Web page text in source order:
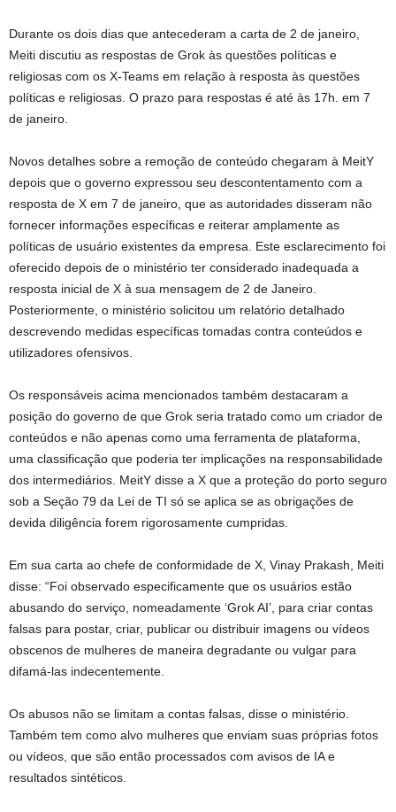
Durante os dois dias que antecederam a carta de 2 de janeiro,
Meiti discutiu as respostas de Grok às questões políticas e
religiosas com os X-Teams em relação à resposta às questões
políticas e religiosas. O prazo para respostas é até às 17h. em 7
de janeiro.
Novos detalhes sobre a remoção de conteúdo chegaram à MeitY
depois que o governo expressou seu descontentamento com a
resposta de X em 7 de janeiro, que as autoridades disseram não
fornecer informações específicas e reiterar amplamente as
políticas de usuário existentes da empresa. Este esclarecimento foi
oferecido depois de o ministério ter considerado inadequada a
resposta inicial de X à sua mensagem de 2 de Janeiro.
Posteriormente, o ministério solicitou um relatório detalhado
descrevendo medidas específicas tomadas contra conteúdos e
utilizadores ofensivos.
Os responsáveis ​​acima mencionados também destacaram a
posição do governo de que Grok seria tratado como um criador de
conteúdos e não apenas como uma ferramenta de plataforma,
uma classificação que poderia ter implicações na responsabilidade
dos intermediários. MeitY disse a X que a proteção do porto seguro
sob a Seção 79 da Lei de TI só se aplica se as obrigações de
devida diligência forem rigorosamente cumpridas.
Em sua carta ao chefe de conformidade de X, Vinay Prakash, Meiti
disse: “Foi observado especificamente que os usuários estão
abusando do serviço, nomeadamente ‘Grok AI’, para criar contas
falsas para postar, criar, publicar ou distribuir imagens ou vídeos
obscenos de mulheres de maneira degradante ou vulgar para
difamá-las indecentemente.
Os abusos não se limitam a contas falsas, disse o ministério.
Também tem como alvo mulheres que enviam suas próprias fotos
ou vídeos, que são então processados ​​com avisos de IA e
resultados sintéticos.